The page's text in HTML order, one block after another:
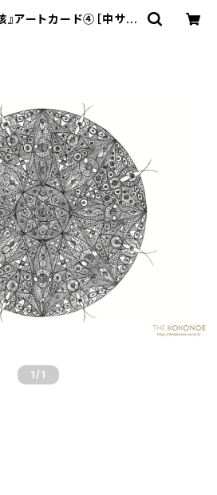
』アートカード④［中サイ
1 /1